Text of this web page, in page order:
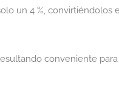
un 4 %, convirtiéndolos
conveniente